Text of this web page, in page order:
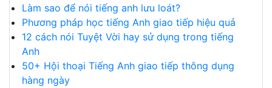
Làm sao để nói tiếng anh lưu loát?
Phương pháp học tiếng Anh giao tiếp hiệu quả
12 cách nói Tuyệt Vời hay sử dụng trong tiếng
Anh
50+ Hội thoại Tiếng Anh giao tiếp thông dụng
hàng ngày